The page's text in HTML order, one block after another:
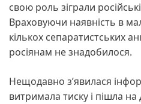
свою роль зіграли
Враховуючи наявність в
кількох сепаратистських
росіянам не знадобилося.
Нещодавно з’явилася
витримала тиску і пішла